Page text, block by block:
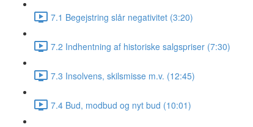
7.1 Begejstring slår negativitet (3:20)
7.2 Indhentning af historiske salgspriser (7:30)
7.3 Insolvens, skilsmisse m.v. (12:45)
7.4 Bud, modbud og nyt bud (10:01)